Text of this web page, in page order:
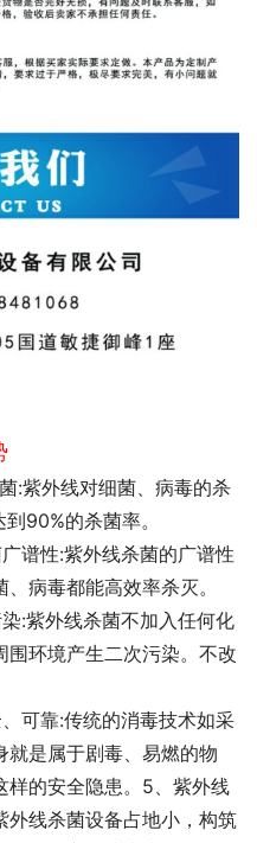
紫外线对细菌、病毒的杀
90%的杀菌率。
性:紫外线杀菌的广谱性
病毒都能高效率杀灭。
紫外线杀菌不加入任何化
环境产生二次污染。不改
靠:传统的消毒技术如采
就是属于剧毒、易燃的物
样的安全隐患。5、紫外线
外线杀菌设备占地小，构筑